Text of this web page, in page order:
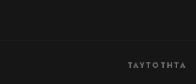
ΤΑΥΤΟΤΗΤΑ